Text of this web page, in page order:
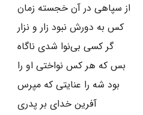
از سپاهی در آن خجسته زمان
کس به دورش نبود زار و نزار
گر کسی بی‌نوا شدی ناگاه
بس که هر کس نواختی او را
بود شه را عنایتی که مپرس
آفرین خدای بر پدری